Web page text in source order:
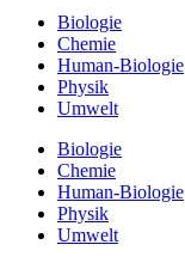
Biologie
Chemie
Human-Biologie
Physik
Umwelt
Biologie
Chemie
Human-Biologie
Physik
Umwelt